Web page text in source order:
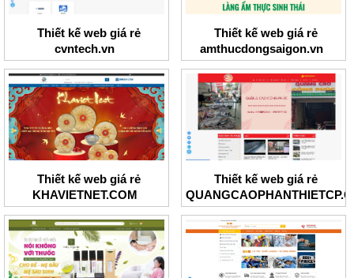
Thiết kế web giá rẻ
cvntech.vn
Thiết kế web giá rẻ
amthucdongsaigon.vn
Thiết kế web giá rẻ
KHAVIETNET.COM
Thiết kế web giá rẻ